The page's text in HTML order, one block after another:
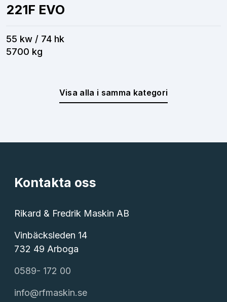
221F EVO
55 kw / 74 hk
5700 kg
Visa alla i samma kategori
Kontakta oss
Rikard & Fredrik Maskin AB
Vinbäcksleden 14
732 49 Arboga
0589- 172 00
info@rfmaskin.se